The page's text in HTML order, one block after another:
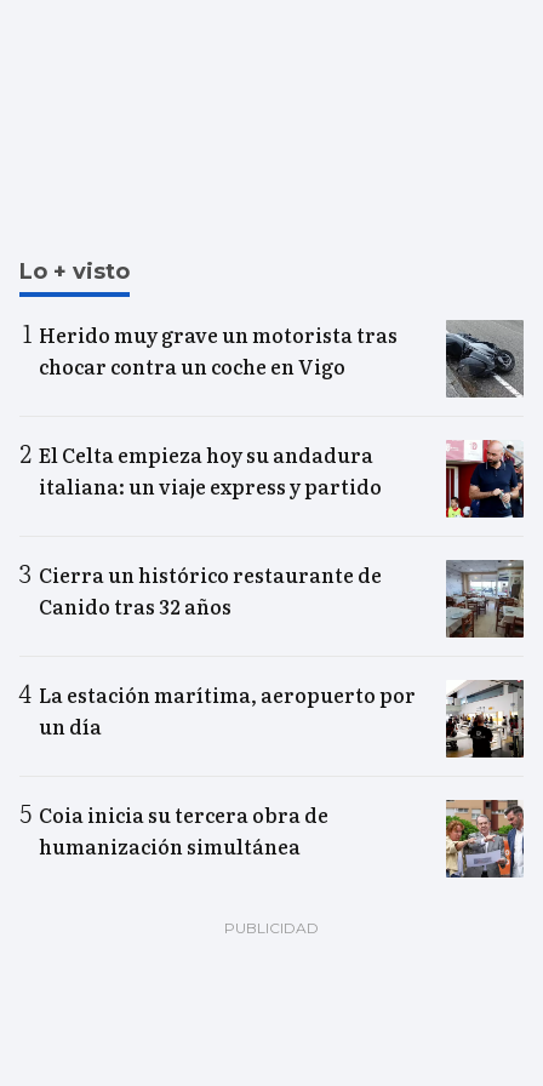
Lo + visto
Herido muy grave un motorista tras
chocar contra un coche en Vigo
El Celta empieza hoy su andadura
italiana: un viaje express y partido
Cierra un histórico restaurante de
Canido tras 32 años
La estación marítima, aeropuerto por
un día
Coia inicia su tercera obra de
humanización simultánea